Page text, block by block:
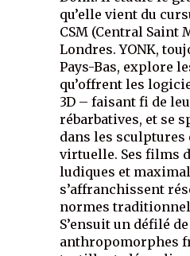
qu’elle vient du
CSM (Central Saint
Londres. YONK,
Pays-Bas, explore
qu’offrent les
3D – faisant fi de
rébarbatives, et se
dans les sculptures
virtuelle. Ses films
ludiques et
s’affranchissent
normes
S’ensuit un défilé
anthropomorphes